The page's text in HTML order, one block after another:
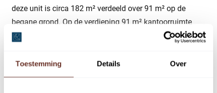
Toestemming Details Over
deze unit is circa 182 m² verdeeld over 91 m² op de
begane grond. Op de verdieping 91 m² kantoorruimte
met vloerverwarming.
Bedrijfsruimte begane grond circa 91 m².